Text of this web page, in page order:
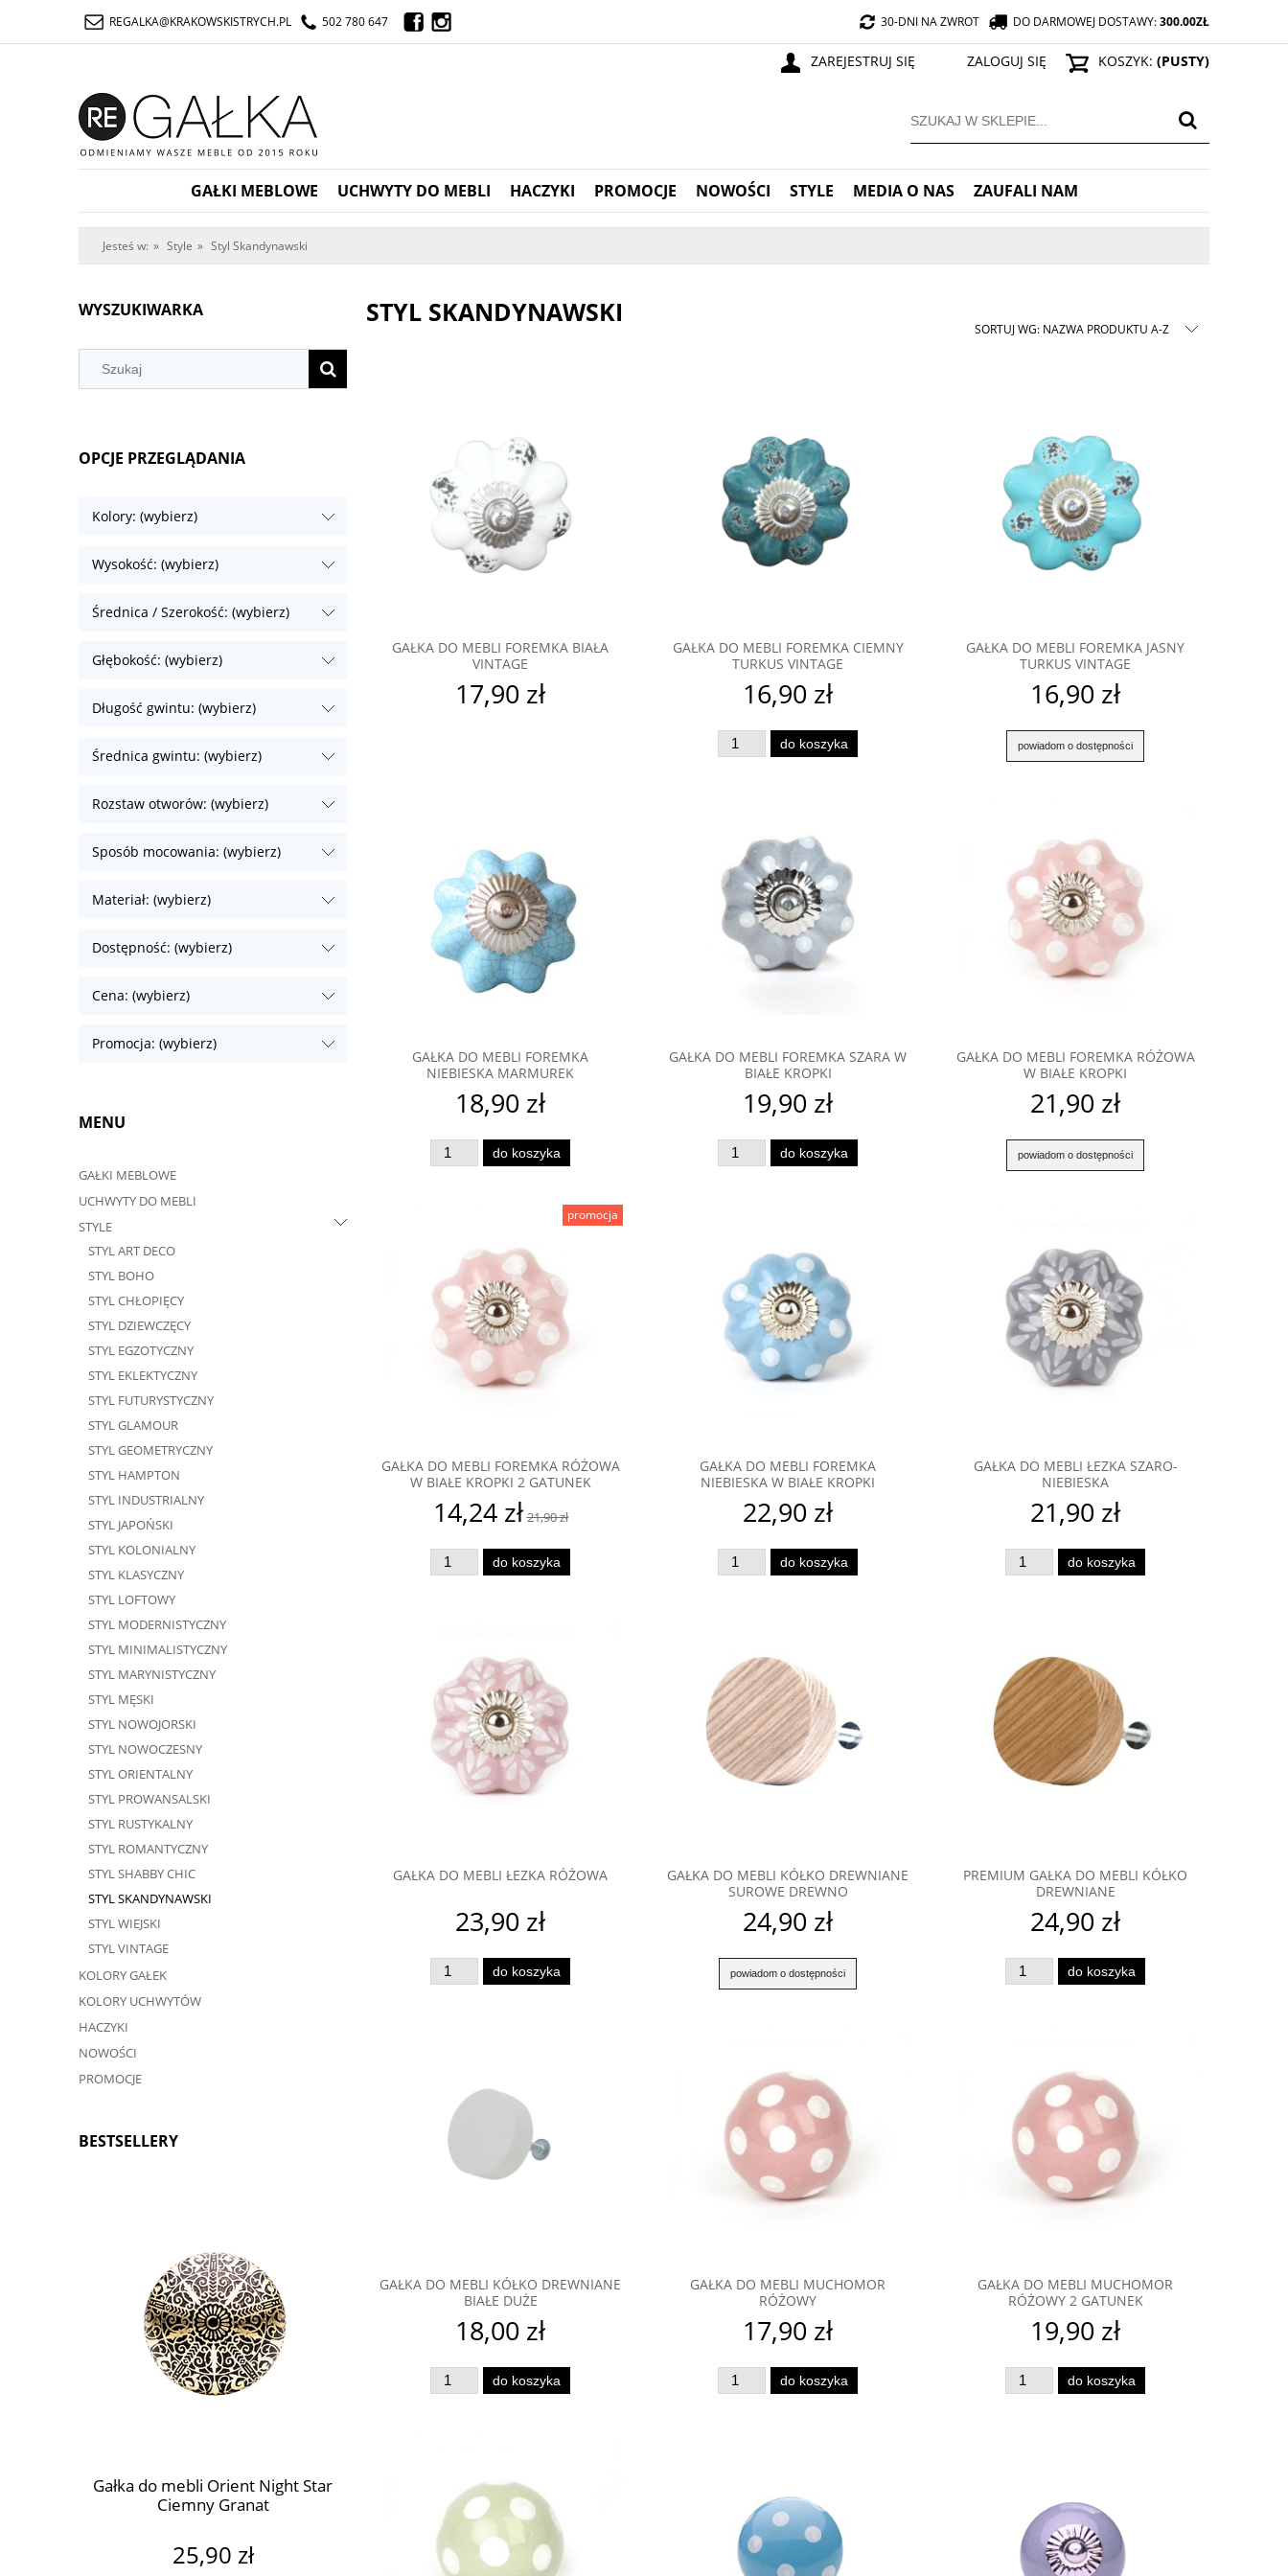
REGALKA@KRAKOWSKISTRYCH.PL 502 780 647 30-DNI NA ZWROT DO DARMOWEJ DOSTAWY:300.00ZŁ
ZAREJESTRUJ SIĘ ZALOGUJ SIĘ KOSZYK: (PUSTY)
GAŁKI MEBLOWE UCHWYTY DO MEBLI HACZYKI PROMOCJE NOWOŚCI STYLE MEDIA O NAS ZAUFALI NAM
Jesteś w: » Style » Styl Skandynawski
WYSZUKIWARKA
OPCJE PRZEGLĄDANIA
Kolory: (wybierz)
Wysokość: (wybierz)
Średnica / Szerokość: (wybierz)
Głębokość: (wybierz)
Długość gwintu: (wybierz)
Średnica gwintu: (wybierz)
Rozstaw otworów: (wybierz)
Sposób mocowania: (wybierz)
Materiał: (wybierz)
Dostępność: (wybierz)
Cena: (wybierz)
Promocja: (wybierz)
MENU
GAŁKI MEBLOWE
UCHWYTY DO MEBLI
STYLE
STYL ART DECO
STYL BOHO
STYL CHŁOPIĘCY
STYL DZIEWCZĘCY
STYL EGZOTYCZNY
STYL EKLEKTYCZNY
STYL FUTURYSTYCZNY
STYL GLAMOUR
STYL GEOMETRYCZNY
STYL HAMPTON
STYL INDUSTRIALNY
STYL JAPOŃSKI
STYL KOLONIALNY
STYL KLASYCZNY
STYL LOFTOWY
STYL MODERNISTYCZNY
STYL MINIMALISTYCZNY
STYL MARYNISTYCZNY
STYL MĘSKI
STYL NOWOJORSKI
STYL NOWOCZESNY
STYL ORIENTALNY
STYL PROWANSALSKI
STYL RUSTYKALNY
STYL ROMANTYCZNY
STYL SHABBY CHIC
STYL SKANDYNAWSKI
STYL WIEJSKI
STYL VINTAGE
KOLORY GAŁEK
KOLORY UCHWYTÓW
HACZYKI
NOWOŚCI
PROMOCJE
BESTSELLERY
Gałka do mebli Orient Night Star
Ciemny Granat
25,90 zł
Gałka do mebli Kula pastelowa
intensywna niebieska mała
16,90 zł
White
23,90 zł
Serduszko różowe
16,90 zł
STYL SKANDYNAWSKI
SORTUJ WG: NAZWA PRODUKTU A-Z
GAŁKA DO MEBLI FOREMKA BIAŁA
VINTAGE
17,90 zł
GAŁKA DO MEBLI FOREMKA CIEMNY
TURKUS VINTAGE
16,90 zł
do koszyka
GAŁKA DO MEBLI FOREMKA JASNY
TURKUS VINTAGE
16,90 zł
powiadom o dostępności
GAŁKA DO MEBLI FOREMKA
NIEBIESKA MARMUREK
18,90 zł
do koszyka
GAŁKA DO MEBLI FOREMKA SZARA W
BIAŁE KROPKI
19,90 zł
do koszyka
GAŁKA DO MEBLI FOREMKA RÓŻOWA
W BIAŁE KROPKI
21,90 zł
powiadom o dostępności
GAŁKA DO MEBLI FOREMKA RÓŻOWA
W BIAŁE KROPKI 2 GATUNEK
14,24 zł 21,90 zł
do koszyka
promocja
GAŁKA DO MEBLI FOREMKA
NIEBIESKA W BIAŁE KROPKI
22,90 zł
do koszyka
GAŁKA DO MEBLI ŁEZKA SZARO-
NIEBIESKA
21,90 zł
do koszyka
GAŁKA DO MEBLI ŁEZKA RÓŻOWA
23,90 zł
do koszyka
GAŁKA DO MEBLI KÓŁKO DREWNIANE
SUROWE DREWNO
24,90 zł
powiadom o dostępności
PREMIUM GAŁKA DO MEBLI KÓŁKO
DREWNIANE
24,90 zł
do koszyka
GAŁKA DO MEBLI KÓŁKO DREWNIANE
BIAŁE DUŻE
18,00 zł
do koszyka
GAŁKA DO MEBLI MUCHOMOR
RÓŻOWY
17,90 zł
do koszyka
GAŁKA DO MEBLI MUCHOMOR
RÓŻOWY 2 GATUNEK
19,90 zł
do koszyka